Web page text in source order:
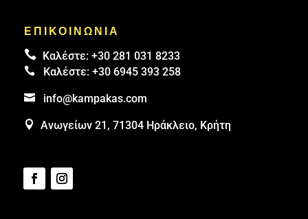
ΕΠΙΚΟΙΝΩΝΙΑ
 Καλέστε: +30 281 031 8233
 Καλέστε: +30 6945 393 258
 info@kampakas.com
 Ανωγείων 21, 71304 Ηράκλειο, Κρήτη